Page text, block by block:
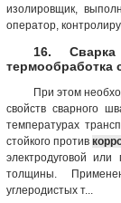
изолировщик,
оператор,
16. Сварка
термообработка
При этом
свойств сварного
температурах
стойкого против
электродуговой
толщины.
углеродистых т...